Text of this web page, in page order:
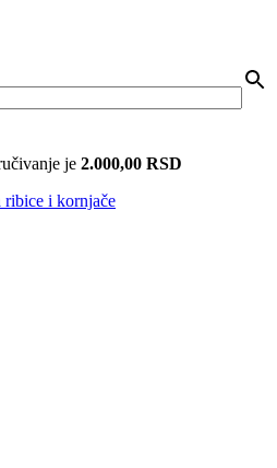
je 2.000,00 RSD
ribice i kornjače